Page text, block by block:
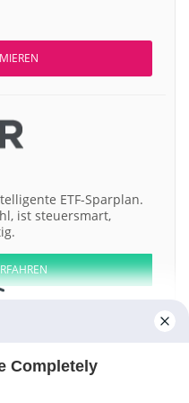
ETF-Sparplan.
ist steuersmart,
NASDAQ 100
Completely